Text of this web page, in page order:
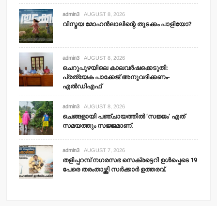
admin3 AUGUST 8, 2026
വിസ്മയ മോഹന്‍ലാലിന്റെ തുടക്കം പാളിയോ?
admin3 AUGUST 8, 2026
ചെറുപുഴയിലെ കാലവര്‍ഷക്കെടുതി:
പ്രത്യേക പാക്കേജ് അനുവദിക്കണം-
എല്‍ഡിഎഫ്
admin3 AUGUST 8, 2026
ചെങ്ങളായി പഞ്ചായത്തില്‍ ‘സജ്ജം’ എത്
സമയത്തും സജ്ജമാണ്.
admin3 AUGUST 7, 2026
തളിപ്പറമ്പ് നഗരസഭ സെക്രട്ടെറി ഉള്‍പ്പെടെ 19
പേരെ തരംതാഴ്ത്തി സര്‍ക്കാര്‍ ഉത്തരവ്.